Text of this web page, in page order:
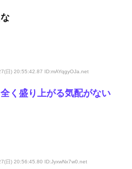
日) 20:55:42.87 ID:mAYqgyOJa.net
く盛り上がる気配がない
日) 20:56:45.80 ID:JyxwNx7w0.net